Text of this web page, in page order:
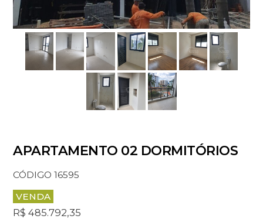
APARTAMENTO 02 DORMITÓRIOS
CÓDIGO 16595
VENDA
R$ 485.792,35